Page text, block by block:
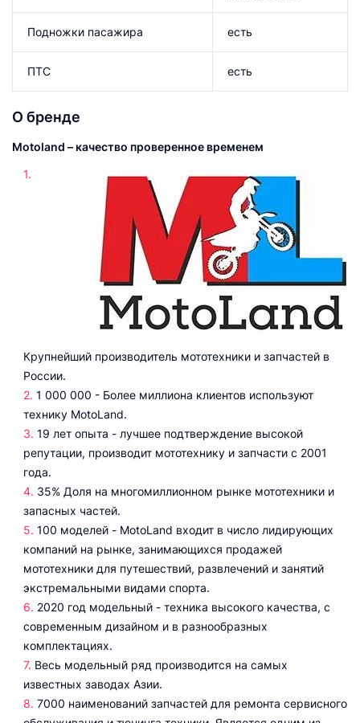
Подножки пасажира есть
ПТС есть
О бренде
Motoland – качество проверенное временем
Крупнейший производитель мототехники и запчастей в
России.
1 000 000 - Более миллиона клиентов используют
технику MotoLand.
19 лет опыта - лучшее подтверждение высокой
репутации, производит мототехнику и запчасти с 2001
года.
35% Доля на многомиллионном рынке мототехники и
запасных частей.
100 моделей - MotoLand входит в число лидирующих
компаний на рынке, занимающихся продажей
мототехники для путешествий, развлечений и занятий
экстремальными видами спорта.
2020 год модельный - техника высокого качества, с
современным дизайном и в разнообразных
комплектациях.
Весь модельный ряд производится на самых
известных заводах Азии.
7000 наименований запчастей для ремонта сервисного